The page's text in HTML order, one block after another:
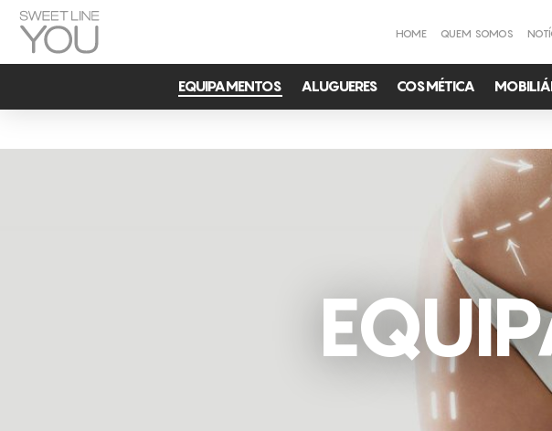
HOME QUEM SOMOS
EQUIPAMENTOS ALUGUERES COSMÉTICA